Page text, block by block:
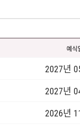
예식
2027년
2027년
2026년